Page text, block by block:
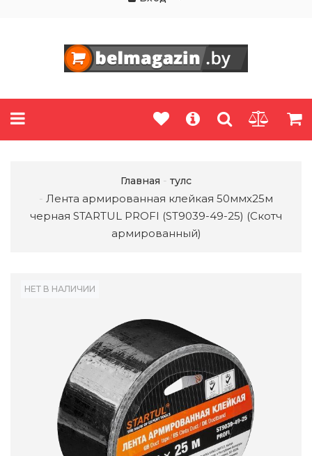
Главная тулс
Лента армированная клейкая 50ммх25м
черная STARTUL PROFI (ST9039-49-25) (Скотч
армированный)
НЕТ В НАЛИЧИИ